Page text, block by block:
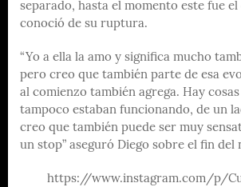
separado, hasta el momento este fue el
conoció de su ruptura.
“Yo a ella la amo y significa mucho
pero creo que también parte de esa
al comienzo también agrega. Hay
tampoco estaban funcionando, de un
creo que también puede ser muy
un stop” aseguró Diego sobre el fin del
https://www.instagram.com/p/